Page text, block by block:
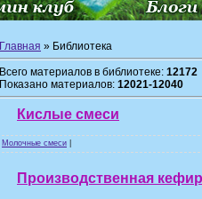
Главная » Библиотека
Всего материалов в библиотеке: 12172
Показано материалов: 12021-12040
Кислые смеси
Молочные смеси
Производственная